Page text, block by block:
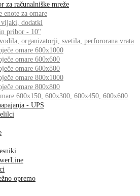
za računalniške mreže
enote za omare
vijaki, dodatki
pribor - 10"
organizatorji, svetila, perfororana vrata
omare 600x1000
omare 600x600
omare 600x800
omare 800x1000
omare 800x800
600x150, 600x300, 600x450, 600x600
- UPS
opremo